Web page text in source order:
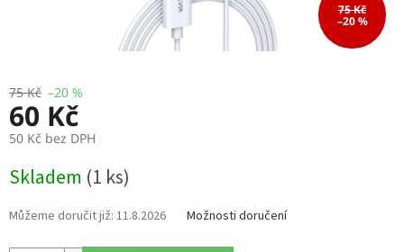
75 Kč
–20 %
75 Kč –20 %
60 Kč
50 Kč bez DPH
cena:
Skladem (1 ks)
11.8.2026 Možnosti doručení